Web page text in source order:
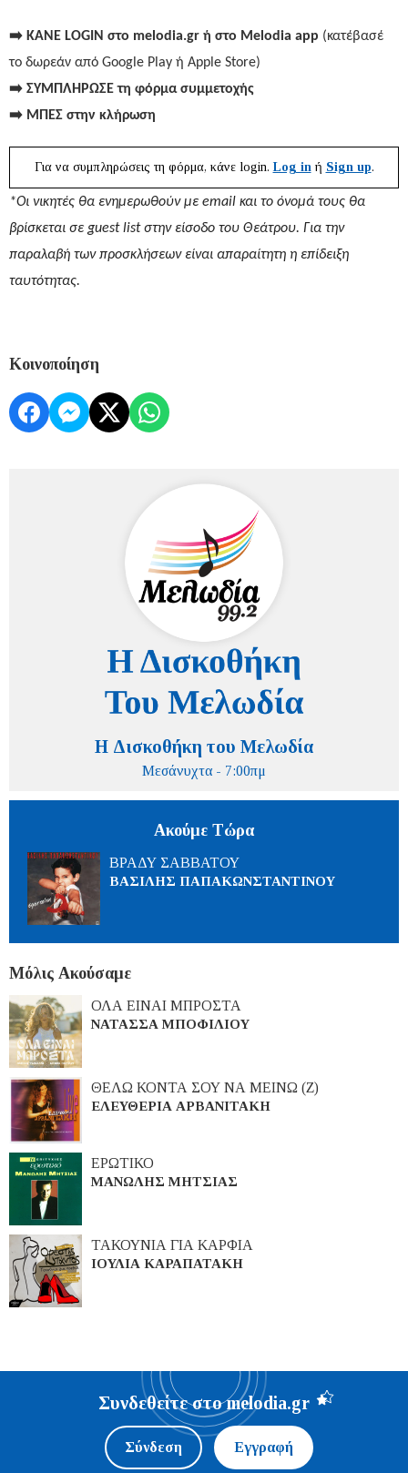
➡️ ΚΑΝΕ LOGIN στο melodia.gr ή στο Melodia app (κατέβασέ
το δωρεάν από Google Play ή Apple Store)
➡️ ΣΥΜΠΛΗΡΩΣΕ τη φόρμα συμμετοχής
➡️ ΜΠΕΣ στην κλήρωση
Για να συμπληρώσεις τη φόρμα, κάνε login.Log inή Sign up.
*Οι νικητές θα ενημερωθούν με email και το όνομά τους θα
βρίσκεται σε guest listστην είσοδο του Θεάτρου. Για την
παραλαβή των προσκλήσεων είναι απαραίτητη η επίδειξη
ταυτότητας.
Κοινοποίηση
Η Δισκοθήκη του Μελωδία
Μεσάνυχτα - 7:00πμ
Ακούμε Τώρα
ΒΡΑΔΥ ΣΑΒΒΑΤΟΥ
ΒΑΣΙΛΗΣ ΠΑΠΑΚΩΝΣΤΑΝΤΙΝΟΥ
Μόλις Ακούσαμε
ΟΛΑ ΕΙΝΑΙ ΜΠΡΟΣΤΑ
ΝΑΤΑΣΣΑ ΜΠΟΦΙΛΙΟΥ
ΘΕΛΩ ΚΟΝΤΑ ΣΟΥ ΝΑ ΜΕΙΝΩ (Ζ)
ΕΛΕΥΘΕΡΙΑ ΑΡΒΑΝΙΤΑΚΗ
ΕΡΩΤΙΚΟ
ΜΑΝΩΛΗΣ ΜΗΤΣΙΑΣ
ΤΑΚΟΥΝΙΑ ΓΙΑ ΚΑΡΦΙΑ
ΙΟΥΛΙΑ ΚΑΡΑΠΑΤΑΚΗ
Συνδεθείτε στο melodia.gr
Σύνδεση Εγγραφή